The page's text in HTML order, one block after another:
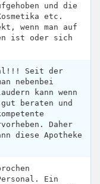
und die
etc.
wenn man auf
ist oder sich
Seit der
nebenbei
kann wenn
beraten und
Daher
diese Apotheke
Ein